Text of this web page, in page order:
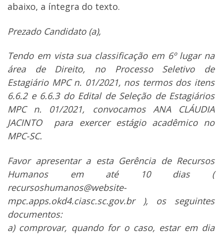
abaixo, a íntegra do texto.
Prezado Candidato (a),
Tendo em vista sua classificação em 6º lugar na
área de Direito, no Processo Seletivo de
Estagiário MPC n. 01/2021, nos termos dos itens
6.6.2 e 6.6.3 do Edital de Seleção de Estagiários
MPC n. 01/2021, convocamos ANA CLÁUDIA
JACINTO para exercer estágio acadêmico no
MPC-SC.
Favor apresentar a esta Gerência de Recursos
Humanos em até 10 dias (
recursoshumanos@website-
mpc.apps.okd4.ciasc.sc.gov.br ), os seguintes
documentos:
a) comprovar, quando for o caso, estar em dia